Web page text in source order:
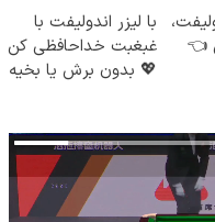
👈
با لیزر اندولیفت با
غبغبت خداحافظی کن
💖 بدون برش یا بخیه